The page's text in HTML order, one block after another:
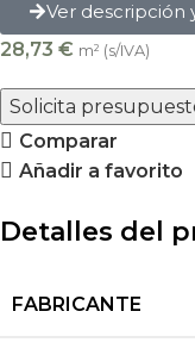
Ver descripción
28,73 € m² (s/IVA)
Solicita
Comparar
Añadir a favorito
Detalles del
FABRICANTE